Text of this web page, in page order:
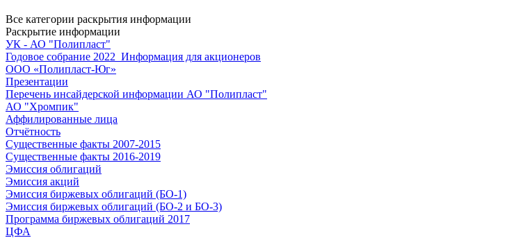
Все категории раскрытия информации
Раскрытие информации
УК - АО "Полипласт"
Годовое собрание 2022_Информация для акционеров
ООО «Полипласт-Юг»
Презентации
Перечень инсайдерской информации АО "Полипласт"
АО "Хромпик"
Аффилированные лица
Отчётность
Существенные факты 2007-2015
Существенные факты 2016-2019
Эмиссия облигаций
Эмиссия акций
Эмиссия биржевых облигаций (БО-1)
Эмиссия биржевых облигаций (БО-2 и БО-3)
Программа биржевых облигаций 2017
ЦФА